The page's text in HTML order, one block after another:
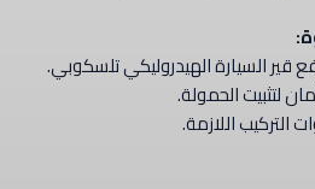
لتثبيت الحمولة.
التركيب اللازمة.